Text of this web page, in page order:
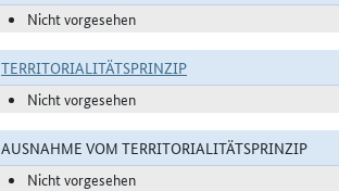
Nicht vorgesehen
TERRITORIALITÄTSPRINZIP
Nicht vorgesehen
AUSNAHME VOM TERRITORIALITÄTSPRINZIP
Nicht vorgesehen